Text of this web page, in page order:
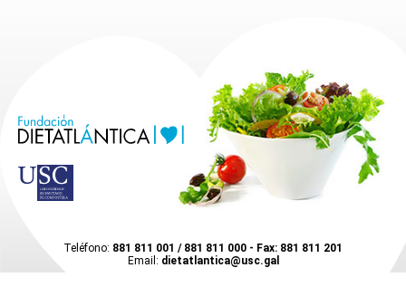
Teléfono: 881 811 001 / 881 811 000 - Fax: 881 811 201
Email: dietatlantica@usc.gal